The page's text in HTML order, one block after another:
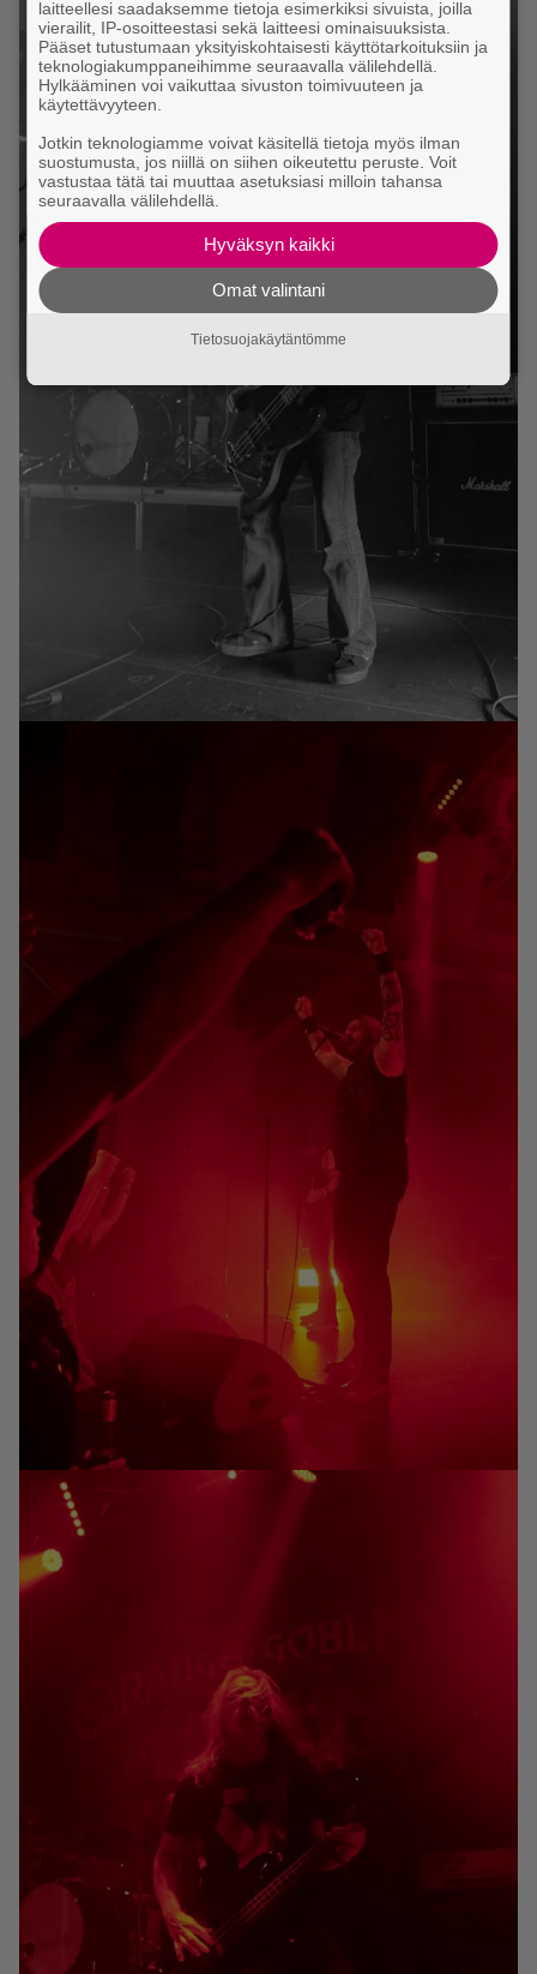
laitteellesi saadaksemme tietoja esimerkiksi sivuista, joilla
vierailit, IP-osoitteestasi sekä laitteesi ominaisuuksista.
Pääset tutustumaan yksityiskohtaisesti käyttötarkoituksiin ja
teknologiakumppaneihimme seuraavalla välilehdellä.
Hylkääminen voi vaikuttaa sivuston toimivuuteen ja
käytettävyyteen.
Jotkin teknologiamme voivat käsitellä tietoja myös ilman
suostumusta, jos niillä on siihen oikeutettu peruste. Voit
vastustaa tätä tai muuttaa asetuksiasi milloin tahansa
seuraavalla välilehdellä.
Hyväksyn kaikki
Omat valintani
Tietosuojakäytäntömme